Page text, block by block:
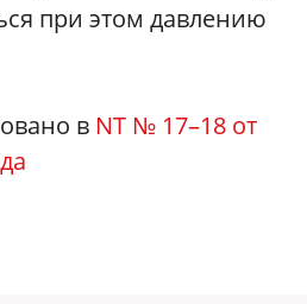
при этом давлению
в NT № 17–18 от